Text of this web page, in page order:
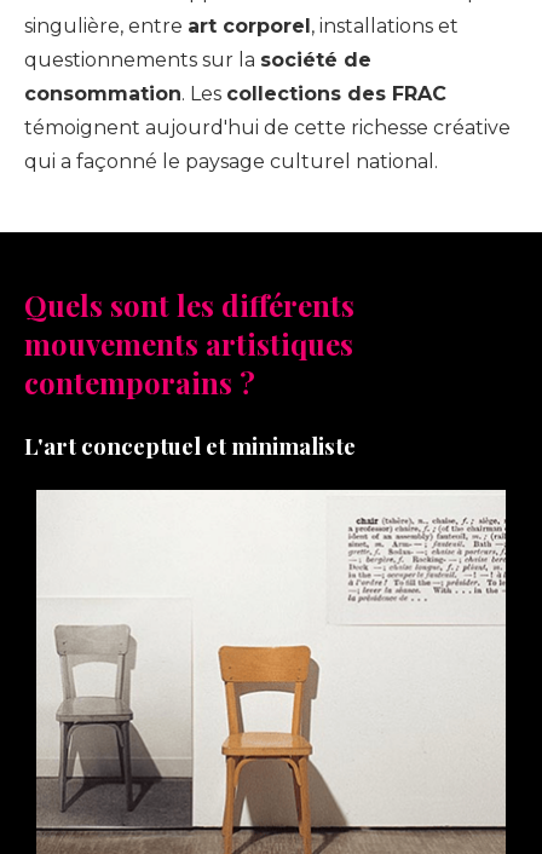
singulière, entre art corporel, installations et
questionnements sur la société de
consommation. Les collections des FRAC
témoignent aujourd'hui de cette richesse créative
qui a façonné le paysage culturel national.
Quels sont les différents
mouvements artistiques
contemporains ?
L'art conceptuel et minimaliste